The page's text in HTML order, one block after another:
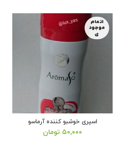
اتمام
موجود
ی
اسپری خوشبو کننده آرماسو
۵۰,۰۰۰ تومان